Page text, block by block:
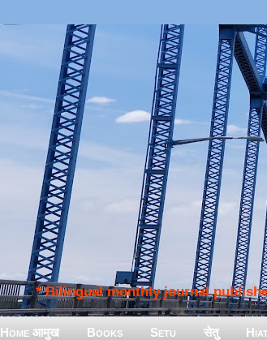
* Bilingual monthly journal
Home आमुख Books Setu सेतु